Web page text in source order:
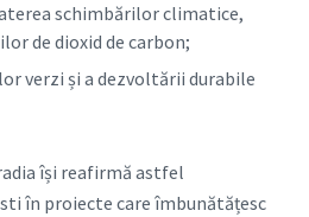
schimbărilor climatice,
de dioxid de carbon;
verzi și a dezvoltării durabile
își reafirmă astfel
în proiecte care îmbunătățesc